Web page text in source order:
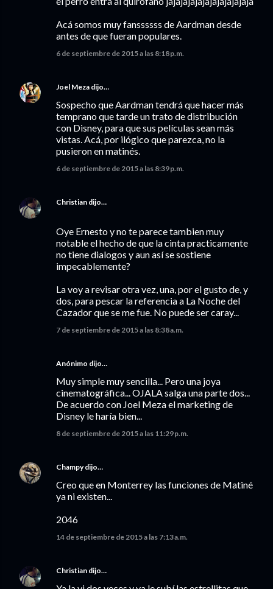
Acá somos muy fanssssss de Aardman desde
antes de que fueran populares.
6 de septiembre de 2015 a las 8:18 p.m.
Joel Meza dijo…
Sospecho que Aardman tendrá que hacer más
temprano que tarde un trato de distribución
con Disney, para que sus películas sean más
vistas. Acá, por ilógico que parezca, no la
pusieron en matinés.
6 de septiembre de 2015 a las 8:39 p.m.
Christian dijo…
Oye Ernesto y no te parece tambien muy
notable el hecho de que la cinta practicamente
no tiene dialogos y aun así se sostiene
impecablemente?
La voy a revisar otra vez, una, por el gusto de, y
dos, para pescar la referencia a La Noche del
Cazador que se me fue. No puede ser caray...
7 de septiembre de 2015 a las 8:38 a.m.
Anónimo dijo…
Muy simple muy sencilla... Pero una joya
cinematográfica... OJALA salga una parte dos...
De acuerdo con Joel Meza el marketing de
Disney le haría bien...
8 de septiembre de 2015 a las 11:29 p.m.
Champydijo…
Creo que en Monterrey las funciones de Matiné
ya ni existen...
2046
14 de septiembre de 2015 a las 7:13 a.m.
Christian dijo…